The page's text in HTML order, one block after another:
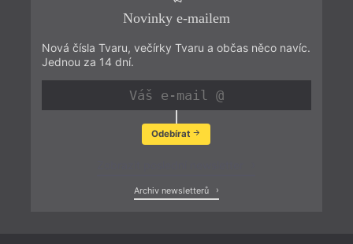
Novinky e-mailem
Nová čísla Tvaru, večírky Tvaru a občas něco navíc.
Jednou za 14 dní.
Odebírat
Archiv newsletterů